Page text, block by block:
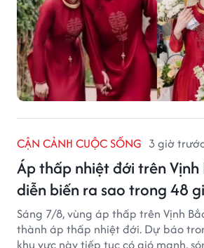
CẬN CẢNH CUỘC SỐNG 3 giờ
Áp thấp nhiệt đới trên Vịnh
diễn biến ra sao trong 48
Sáng 7/8, vùng áp thấp trên Vịnh
thành áp thấp nhiệt đới. Dự báo